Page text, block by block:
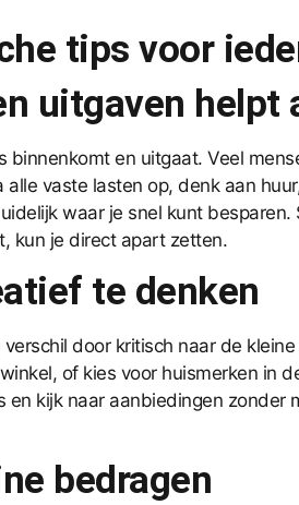
tips voor
uitgaven helpt
en uitgaat. Veel
vaste lasten op, denk aan
waar je snel kunt
kun je direct apart zetten.
te denken
door kritisch naar de
of kies voor huismerken in
kijk naar aanbiedingen
bedragen